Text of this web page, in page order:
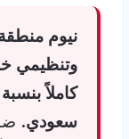
نيوم
وتنظيمي
سعودي.